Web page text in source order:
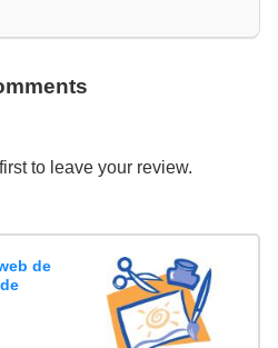
to leave your review.
de